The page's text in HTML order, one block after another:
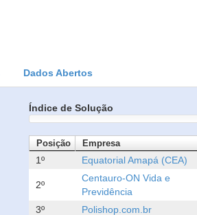
Dados Abertos
Índice de Solução
Posição Empresa
1º Equatorial Amapá (CEA)
2º
Centauro-ON Vida e
Previdência
3º Polishop.com.br